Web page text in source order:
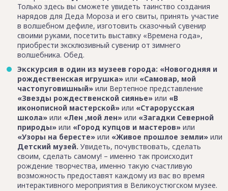
Только здесь вы сможете увидеть таинство создания
нарядов для Деда Мороза и его свиты, принять участие
в волшебном дефиле, изготовить сказочный сувенир
своими руками, посетить выставку «Времена года»,
приобрести эксклюзивный сувенир от зимнего
волшебника. Обед.
Экскурсия в один из музеев города: «Новогодняя и
рождественская игрушка» или «Самовар, мой
частопуговишный» или Вертепное представление
«Звезды рождественской сиянье» или «В
иконописной мастерской» или «Старорусская
школа» или «Лен ,мой лен» или «Загадки Северной
природы» или «Город купцов и мастеров» или
«Узоры на бересте» или «Живое прошлое земли» или
Детский музей. Увидеть, почувствовать, сделать
своим, сделать самому! – именно так происходит
рождение творчества, именно такую счастливую
возможность предоставят каждому из вас во время
интерактивного мероприятия в Великоустюгском музее.